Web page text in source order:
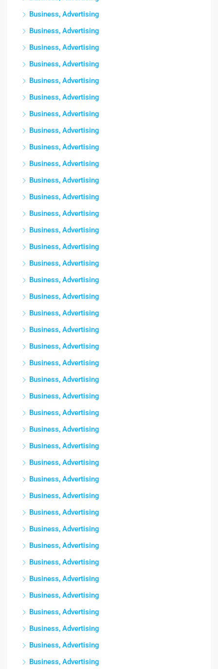
Business, Advertising
Business, Advertising
Business, Advertising
Business, Advertising
Business, Advertising
Business, Advertising
Business, Advertising
Business, Advertising
Business, Advertising
Business, Advertising
Business, Advertising
Business, Advertising
Business, Advertising
Business, Advertising
Business, Advertising
Business, Advertising
Business, Advertising
Business, Advertising
Business, Advertising
Business, Advertising
Business, Advertising
Business, Advertising
Business, Advertising
Business, Advertising
Business, Advertising
Business, Advertising
Business, Advertising
Business, Advertising
Business, Advertising
Business, Advertising
Business, Advertising
Business, Advertising
Business, Advertising
Business, Advertising
Business, Advertising
Business, Advertising
Business, Advertising
Business, Advertising
Business, Advertising
Business, Advertising